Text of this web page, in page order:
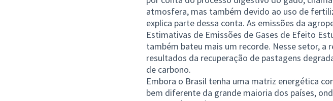
atmosfera, mas também devido ao uso de
explica parte dessa conta. As emissões da
Estimativas de Emissões de Gases de Efeito
também bateu mais um recorde. Nesse setor, a
resultados da recuperação de pastagens
de carbono.
Embora o Brasil tenha uma matriz energética
bem diferente da grande maioria dos países,